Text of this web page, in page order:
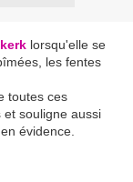
lorsqu'elle se
les fentes
toutes ces
souligne aussi
évidence.